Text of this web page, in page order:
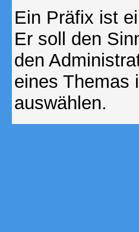
Ein Präfix ist
Er soll den
den
eines Themas
auswählen.